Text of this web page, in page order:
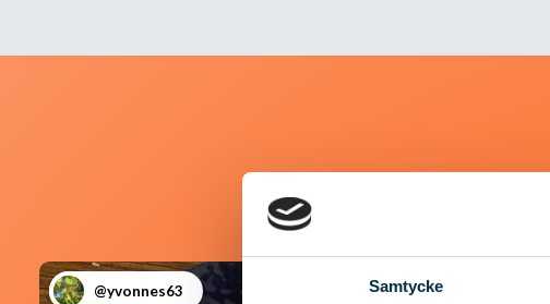
Samtycke
@yvonnes63